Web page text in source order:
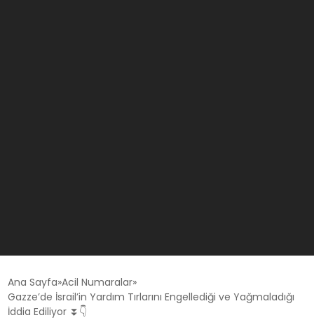
GÜNCEL
OYUN HABERLERI
Ana Sayfa Acil Numaralar
Gazze’de İsrail’in Yardım Tırlarını Engellediği ve Yağmaladığı
İddia Ediliyor ⏬👇